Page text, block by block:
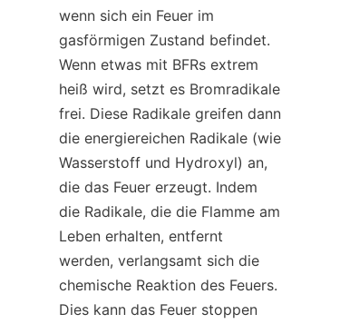
wenn sich ein Feuer im
gasförmigen Zustand befindet.
Wenn etwas mit BFRs extrem
heiß wird, setzt es Bromradikale
frei. Diese Radikale greifen dann
die energiereichen Radikale (wie
Wasserstoff und Hydroxyl) an,
die das Feuer erzeugt. Indem
die Radikale, die die Flamme am
Leben erhalten, entfernt
werden, verlangsamt sich die
chemische Reaktion des Feuers.
Dies kann das Feuer stoppen